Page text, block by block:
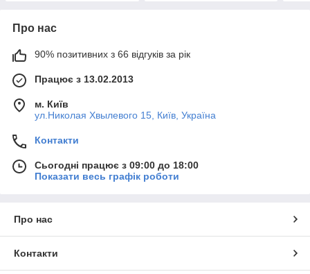
Про нас
90% позитивних з 66 відгуків за рік
Працює з 13.02.2013
м. Київ
ул.Николая Хвылевого 15, Київ, Україна
Контакти
Сьогодні працює з 09:00 до 18:00
Показати весь графік роботи
Про нас
Контакти